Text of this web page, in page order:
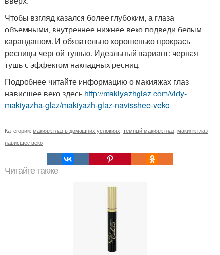
Чтобы взгляд казался более глубоким, а глаза
объемными, внутреннее нижнее веко подведи белым
карандашом. И обязательно хорошенько прокрась
ресницы черной тушью. Идеальный вариант: черная
тушь с эффектом накладных ресниц.
Подробнее читайте информацию о макияжах глаз
нависшее веко здесь http://makiyazhglaz.com/vidy-
makiyazha-glaz/makiyazh-glaz-navisshee-veko
Категории: макияж глаз в домашних условиях темный макияж глаз макияж глаз
нависшее веко
Читайте также